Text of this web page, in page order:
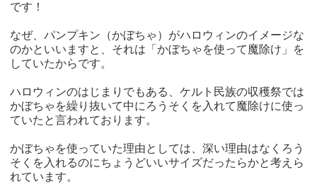
です！
なぜ、パンプキン（かぼちゃ）がハロウィンのイメージな
のかといいますと、それは「かぼちゃを使って魔除け」を
していたからです。
ハロウィンのはじまりでもある、ケルト民族の収穫祭では
かぼちゃを繰り抜いて中にろうそくを入れて魔除けに使っ
ていたと言われております。
かぼちゃを使っていた理由としては、深い理由はなくろう
そくを入れるのにちょうどいいサイズだったらかと考えら
れています。